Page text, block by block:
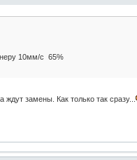
10мм/с 65%
ждут замены. Как только так сразу...